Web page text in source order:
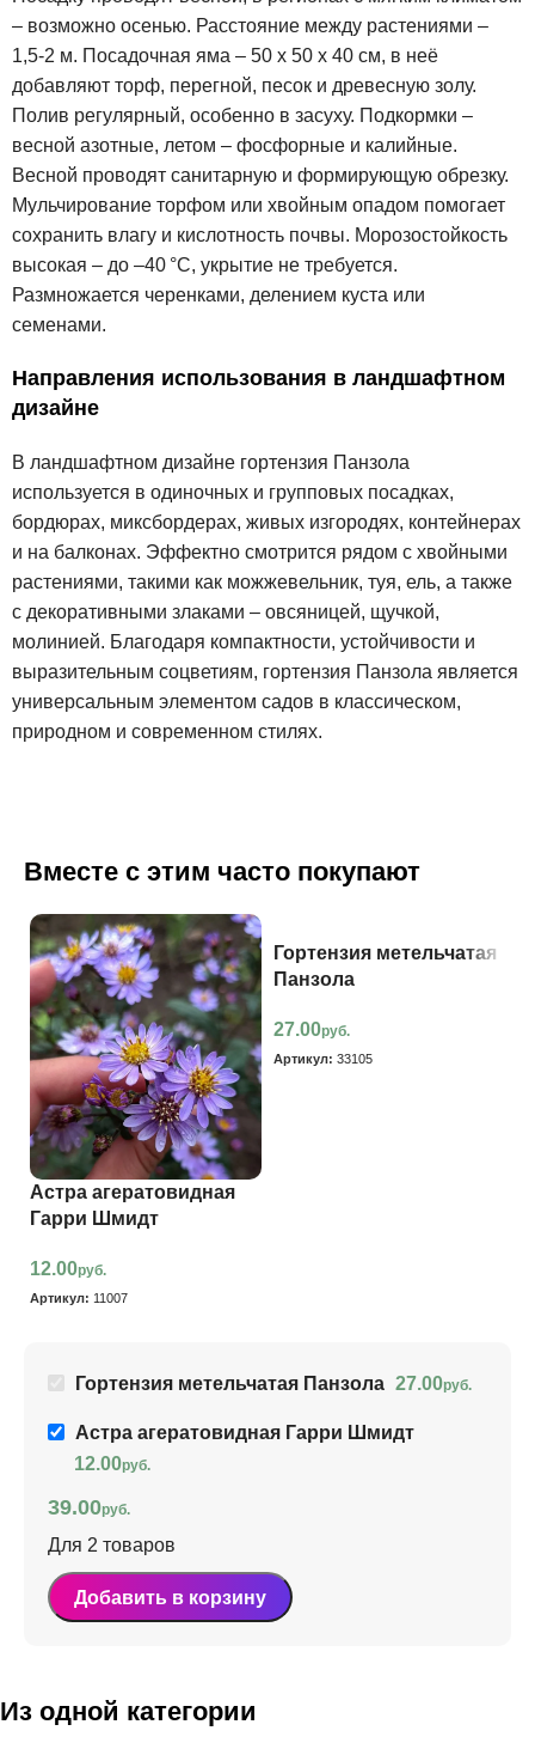
– возможно осенью. Расстояние между растениями –
1,5-2 м. Посадочная яма – 50 х 50 х 40 см, в неё
добавляют торф, перегной, песок и древесную золу.
Полив регулярный, особенно в засуху. Подкормки –
весной азотные, летом – фосфорные и калийные.
Весной проводят санитарную и формирующую обрезку.
Мульчирование торфом или хвойным опадом помогает
сохранить влагу и кислотность почвы. Морозостойкость
высокая – до –40 °C, укрытие не требуется.
Размножается черенками, делением куста или
семенами.
Направления использования в ландшафтном
дизайне
В ландшафтном дизайне гортензия Панзола
используется в одиночных и групповых посадках,
бордюрах, миксбордерах, живых изгородях, контейнерах
и на балконах. Эффектно смотрится рядом с хвойными
растениями, такими как можжевельник, туя, ель, а также
с декоративными злаками – овсяницей, щучкой,
молинией. Благодаря компактности, устойчивости и
выразительным соцветиям, гортензия Панзола является
универсальным элементом садов в классическом,
природном и современном стилях.
Вместе с этим часто покупают
Астра агератовидная
Гарри Шмидт
12.00руб.
Артикул: 11007
Гортензия метельчатая
Панзола
27.00руб.
Артикул: 33105
Гортензия метельчатая Панзола 27.00руб.
Астра агератовидная Гарри Шмидт
12.00руб.
39.00руб.
Для 2 товаров
Добавить в корзину
Из одной категории